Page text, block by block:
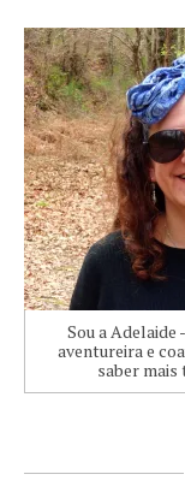
Sou a Adelaide
aventureira e
saber mais